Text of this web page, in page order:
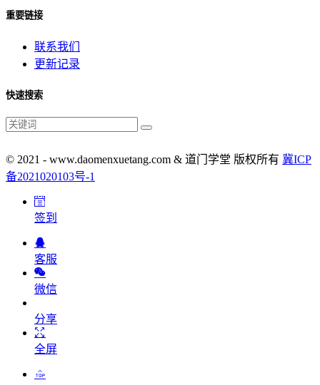
重要链接
联系我们
更新记录
快速搜索
© 2021 - www.daomenxuetang.com & 道门学堂 版权所有 冀ICP
备2021020103号-1
签到
客服
微信
分享
全屏